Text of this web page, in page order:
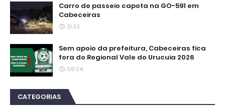
Carro de passeio capota na GO-591 em
Cabeceiras
21:33
Sem apoio da prefeitura, Cabeceiras fica
fora do Regional Vale do Urucuia 2026
09:24
CATEGORIAS